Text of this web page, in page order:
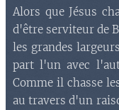
Alors que Jésus
d'être serviteur de
les grandes
part l'un avec
Comme il chasse
au travers d'un